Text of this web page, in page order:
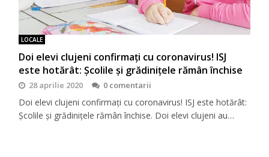
LOCALE
Doi elevi clujeni confirmaţi cu coronavirus! ISJ
este hotărât: Şcolile şi grădiniţele rămân închise
28 aprilie 2020 0 comentarii
Doi elevi clujeni confirmaţi cu coronavirus! ISJ este hotărât:
Şcolile şi grădiniţele rămân închise. Doi elevi clujeni au…